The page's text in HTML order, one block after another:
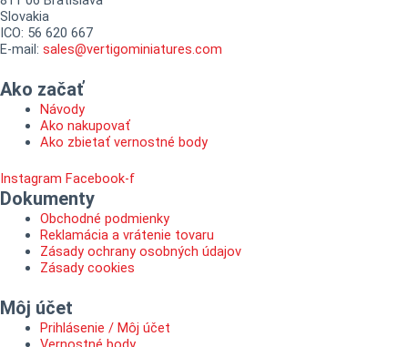
Slovakia
ICO: 56 620 667
E-mail: sales@vertigominiatures.com
Ako začať
Návody
Ako nakupovať
Ako zbietať vernostné body
Instagram Facebook-f
Dokumenty
Obchodné podmienky
Reklamácia a vrátenie tovaru
Zásady ochrany osobných údajov
Zásady cookies
Môj účet
Prihlásenie / Môj účet